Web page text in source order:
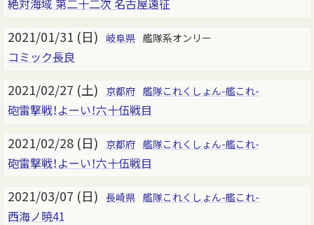
絶対海域 第二十二次 名古屋遠征
2021/01/31 (日) 岐阜県 艦隊系オンリー
コミック長良
2021/02/27 (土) 京都府 艦隊これくしょん-艦これ-
砲雷撃戦！よーい！六十伍戦目
2021/02/28 (日) 京都府 艦隊これくしょん-艦これ-
砲雷撃戦！よーい！六十伍戦目
2021/03/07 (日) 長崎県 艦隊これくしょん-艦これ-
西海ノ暁41